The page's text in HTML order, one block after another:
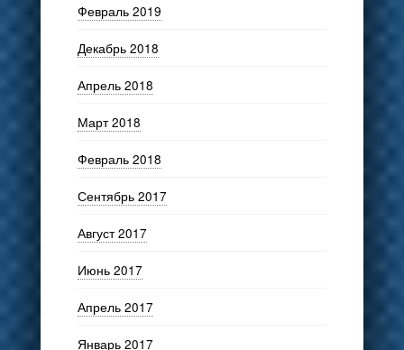
Февраль 2019
Декабрь 2018
Апрель 2018
Март 2018
Февраль 2018
Сентябрь 2017
Август 2017
Июнь 2017
Апрель 2017
Январь 2017